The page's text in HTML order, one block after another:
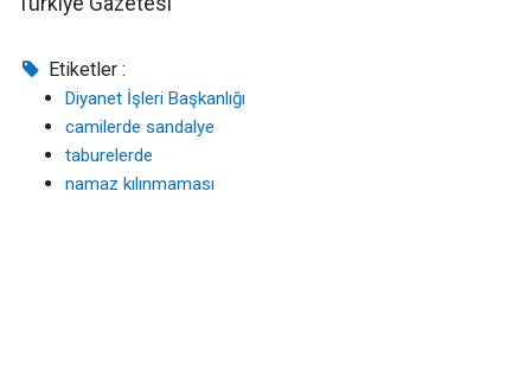
Etiketler :
Diyanet İşleri Başkanlığı
camilerde sandalye
taburelerde
namaz kılınmaması